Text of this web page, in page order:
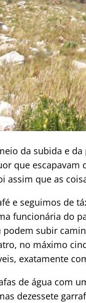
da subida e
que escapavam
assim que as
e seguimos de
funcionária do
subir
no máximo
exatamente
de água com
dezessete